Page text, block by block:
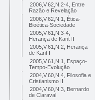
2006,V.62,N.2-4, Entre
Razão e Revelação
2006,V.62,N.1, Ética-
Bioética-Sociedade
2005,V.61,N.3-4,
Herança de Kant II
2005,V.61,N.2, Herança
de Kant I
2005,V.61,N.1, Espaço-
Tempo-Evolução
2004,V.60,N.4, Filosofia e
Cristianismo II
2004,V.60,N.3, Bernardo
de Claraval